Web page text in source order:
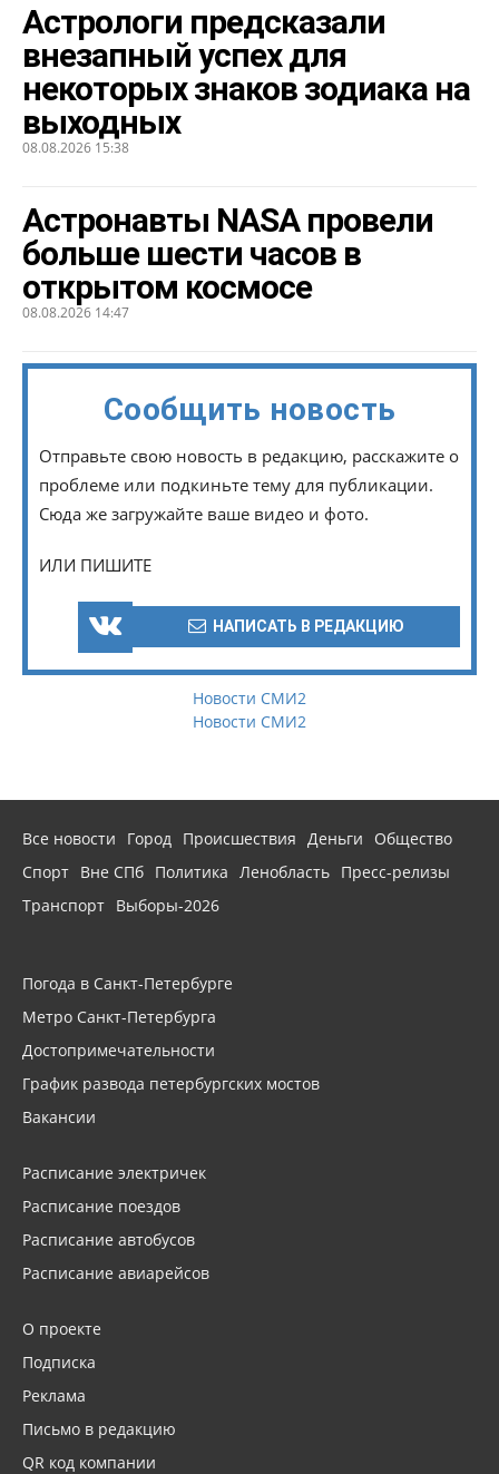
Астрологи предсказали
внезапный успех для
некоторых знаков зодиака на
выходных
08.08.2026 15:38
Астронавты NASA провели
больше шести часов в
открытом космосе
08.08.2026 14:47
Сообщить новость
Отправьте свою новость в редакцию, расскажите о
проблеме или подкиньте тему для публикации.
Сюда же загружайте ваше видео и фото.
ИЛИ ПИШИТЕ
НАПИСАТЬ В РЕДАКЦИЮ
Новости СМИ2
Новости СМИ2
Все новости Город Происшествия Деньги
Общество
Спорт Вне СПб Политика Ленобласть Пресс-релизы
Транспорт Выборы-2026
Погода в Санкт-Петербурге
Метро Санкт-Петербурга
Достопримечательности
График развода петербургских мостов
Вакансии
Расписание электричек
Расписание поездов
Расписание автобусов
Расписание авиарейсов
О проекте
Подписка
Реклама
Письмо в редакцию
QR код компании